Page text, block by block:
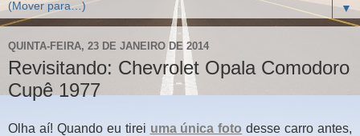
▼
QUINTA-FEIRA, 23 DE JANEIRO DE 2014
Revisitando: Chevrolet Opala Comodoro
Cupê 1977
Olha aí! Quando eu tirei uma única foto desse carro antes,